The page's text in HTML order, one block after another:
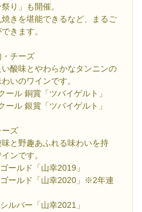
り」も開催。
きを堪能できるなど、まるご
きます。
チーズ
酸味とやわらかなタンニンの
いのワインです。
ル 銅賞「ツバイゲルト」
ル 銀賞「ツバイゲルト」
ズ
と野趣あふれる味わいを持
ンです。
ールド「山幸2019」
ールド「山幸2020」※2年連
ルバー「山幸2021」